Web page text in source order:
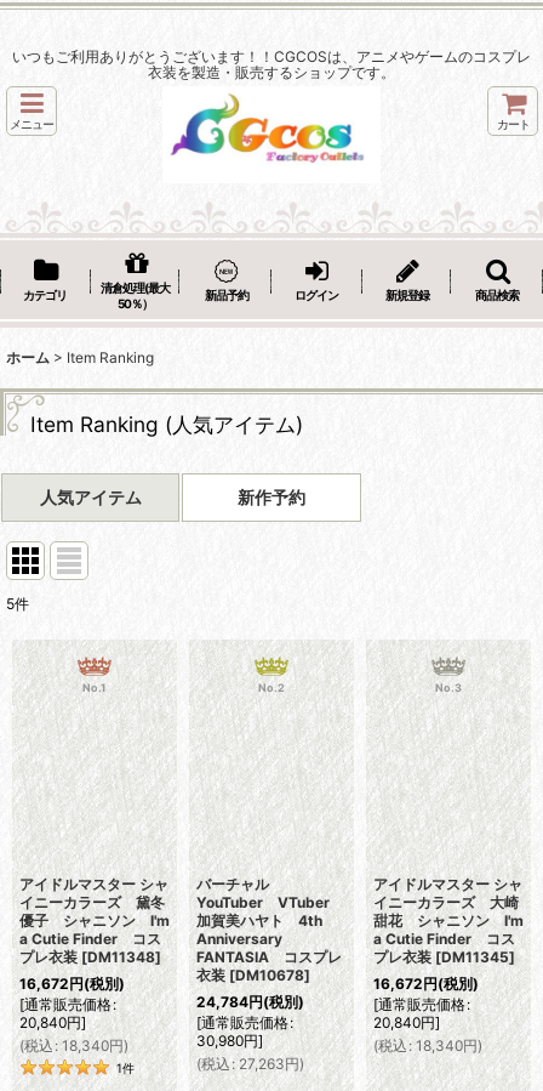
いつもご利用ありがとうございます！！CGCOSは、アニメやゲームのコスプレ
衣装を製造・販売するショップです。
メニュー カート
カテゴリ
清倉処理(最大
50％）
新品予約 ログイン 新規登録 商品検索
ホーム > Item Ranking
Item Ranking (人気アイテム)
人気アイテム 新作予約
5件
No.1
アイドルマスター シャ
イニーカラーズ 黛冬
優子 シャニソン I'm
a Cutie Finder コス
プレ衣装 [DM11348]
16,672円(税別)
[通常販売価格:
20,840円]
(税込 : 18,340円)
1件
No.2
バーチャル
YouTuber VTuber
加賀美ハヤト 4th
Anniversary
FANTASIA コスプレ
衣装 [DM10678]
24,784円(税別)
[通常販売価格:
30,980円]
(税込 : 27,263円)
No.3
アイドルマスター シャ
イニーカラーズ 大崎
甜花 シャニソン I'm
a Cutie Finder コス
プレ衣装 [DM11345]
16,672円(税別)
[通常販売価格:
20,840円]
(税込: 18,340円)